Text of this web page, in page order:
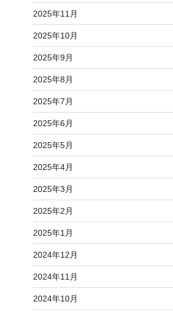
2025年11月
2025年10月
2025年9月
2025年8月
2025年7月
2025年6月
2025年5月
2025年4月
2025年3月
2025年2月
2025年1月
2024年12月
2024年11月
2024年10月